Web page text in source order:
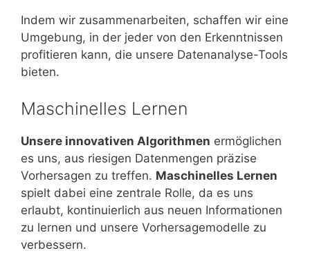
Indem wir zusammenarbeiten, schaffen wir eine
Umgebung, in der jeder von den Erkenntnissen
profitieren kann, die unsere Datenanalyse-Tools
bieten.
Maschinelles Lernen
Unsere innovativen Algorithmen ermöglichen
es uns, aus riesigen Datenmengen präzise
Vorhersagen zu treffen. Maschinelles Lernen
spielt dabei eine zentrale Rolle, da es uns
erlaubt, kontinuierlich aus neuen Informationen
zu lernen und unsere Vorhersagemodelle zu
verbessern.